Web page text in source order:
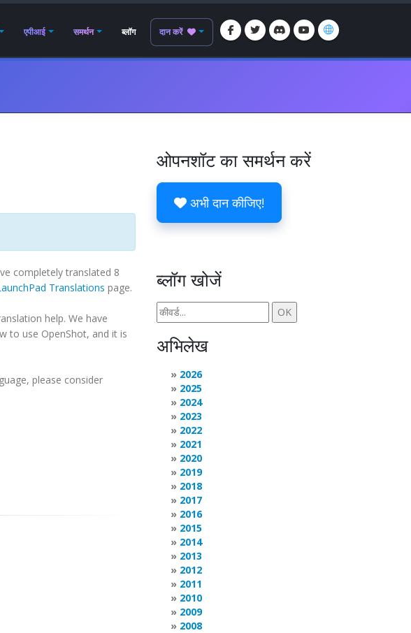
एपीआई समर्थन ब्लॉग दान करें
completely translated 8
Translations page.
help. We have
to use OpenShot, and it is
please consider
ओपनशॉट का समर्थन करें
अभी दान कीजिए!
ब्लॉग खोजें
अभिलेख
2026
2025
2024
2023
2022
2021
2020
2019
2018
2017
2016
2015
2014
2013
2012
2011
2010
2009
2008